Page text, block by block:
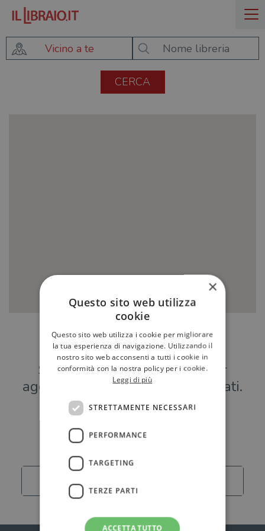
Vicino a te
Hai una libreria?
Scrivici a
per
aggiungere o modificare i tuoi dati.
Librerie
×
Questo sito web utilizza
cookie
Questo sito web utilizza i cookie per migliorare
la tua esperienza di navigazione. Utilizzando il
nostro sito web acconsenti a tutti i cookie in
conformità con la nostra policy per i cookie.
Leggi di più
STRETTAMENTE NECESSARI
PERFORMANCE
TARGETING
TERZE PARTI
ACCETTA TUTTO